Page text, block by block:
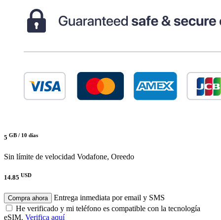
5 GB / 10 días
Sin límite de velocidad Vodafone, Oreedo
14.85 USD
Compra ahora
Entrega inmediata por email y SMS
He verificado y mi teléfono es compatible con la tecnología
eSIM. Verifica aquí